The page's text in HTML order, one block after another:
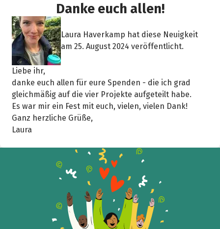
Danke euch allen!
Laura Haverkamp hat diese Neuigkeit
am 25. August 2024 veröffentlicht.
Liebe ihr,
danke euch allen für eure Spenden - die ich grad
gleichmäßig auf die vier Projekte aufgeteilt habe.
Es war mir ein Fest mit euch, vielen, vielen Dank!
Ganz herzliche Grüße,
Laura